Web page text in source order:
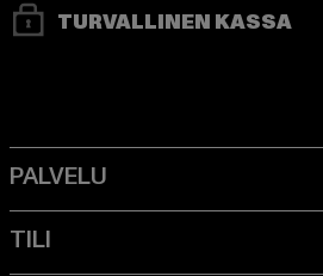
TURVALLINEN KASSA